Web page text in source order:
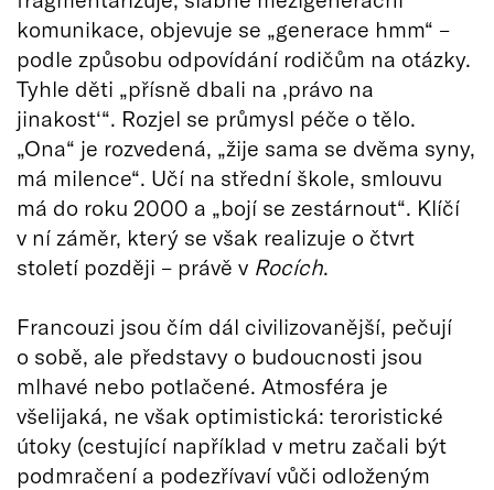
komunikace, objevuje se „generace hmm“ –
podle způsobu odpovídání rodičům na otázky.
Tyhle děti „přísně dbali na ‚právo na
jinakost‘“. Rozjel se průmysl péče o tělo.
„Ona“ je rozvedená, „žije sama se dvěma syny,
má milence“. Učí na střední škole, smlouvu
má do roku 2000 a „bojí se zestárnout“. Klíčí
v ní záměr, který se však realizuje o čtvrt
století později – právě v Rocích.
Francouzi jsou čím dál civilizovanější, pečují
o sobě, ale představy o budoucnosti jsou
mlhavé nebo potlačené. Atmosféra je
všelijaká, ne však optimistická: teroristické
útoky (cestující například v metru začali být
podmračení a podezřívaví vůči odloženým